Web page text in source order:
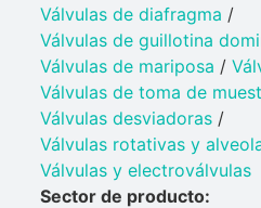
Válvulas de diafragma /
Válvulas de guillotina
Válvulas de mariposa /
Válvulas de toma de
Válvulas desviadoras/
Válvulas rotativas y
Válvulas y electroválvulas
Sector de producto: